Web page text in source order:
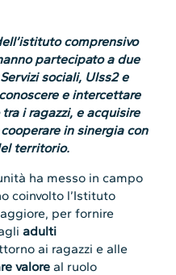
comprensivo
partecipato a due
sociali, Ulss2 e
e intercettare
i ragazzi, e acquisire
in sinergia con
territorio.
ha messo in campo
coinvolto l’Istituto
per fornire
adulti
ai ragazzi e alle
valore al ruolo